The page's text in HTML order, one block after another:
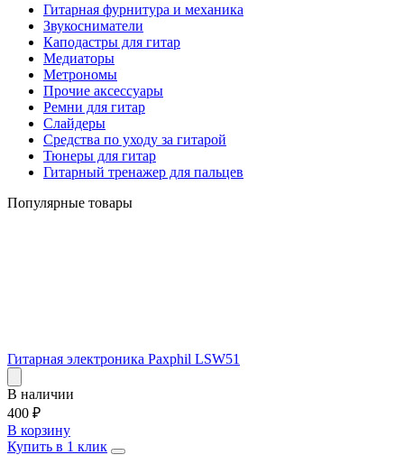
Гитарная фурнитура и механика
Звукосниматели
Каподастры для гитар
Медиаторы
Метрономы
Прочие аксессуары
Ремни для гитар
Слайдеры
Средства по уходу за гитарой
Тюнеры для гитар
Гитарный тренажер для пальцев
Популярные товары
Гитарная электроника Paxphil LSW51
В наличии
400 ₽
В корзину
Купить в 1 клик